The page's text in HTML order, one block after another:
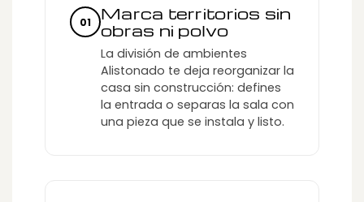
01
Marca territorios sin
obras ni polvo
La división de ambientes
Alistonado te deja reorganizar la
casa sin construcción: defines
la entrada o separas la sala con
una pieza que se instala y listo.